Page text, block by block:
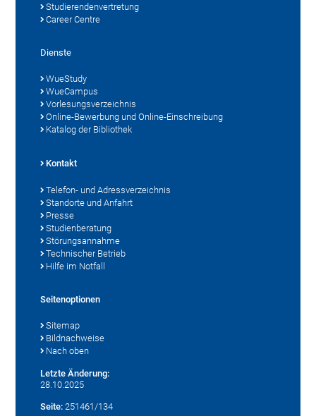
Studierendenvertretung
Career Centre
Dienste
WueStudy
WueCampus
Vorlesungsverzeichnis
Online-Bewerbung und Online-Einschreibung
Katalog der Bibliothek
Kontakt
Telefon- und Adressverzeichnis
Standorte und Anfahrt
Presse
Studienberatung
Störungsannahme
Technischer Betrieb
Hilfe im Notfall
Seitenoptionen
Sitemap
Bildnachweise
Nach oben
Letzte Änderung:
28.10.2025
Seite: 251461/134